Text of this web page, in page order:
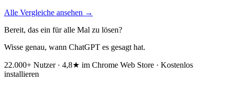
Alle Vergleiche ansehen →
Bereit, das ein für alle Mal zu lösen?
Wisse genau, wann ChatGPT es gesagt hat.
22.000+ Nutzer · 4,8★ im Chrome Web Store · Kostenlos
installieren